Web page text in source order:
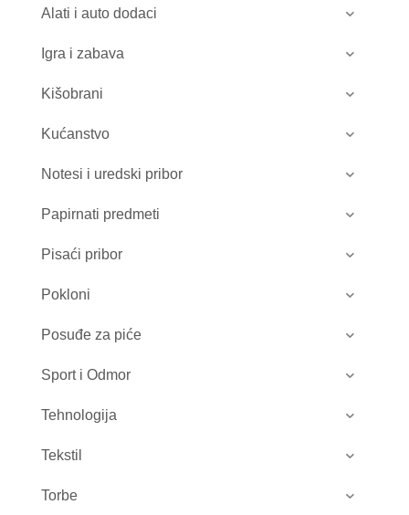
Alati i auto dodaci
Igra i zabava
Kišobrani
Kućanstvo
Notesi i uredski pribor
Papirnati predmeti
Pisaći pribor
Pokloni
Posuđe za piće
Sport i Odmor
Tehnologija
Tekstil
Torbe
do